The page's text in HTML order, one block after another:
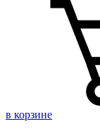
в корзине